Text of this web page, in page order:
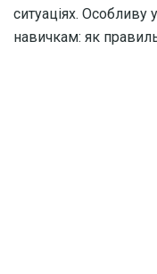
ситуаціях. Особливу
навичкам: як